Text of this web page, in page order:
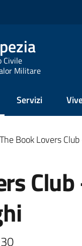
Civile
Militare
Servizi
The Book Lovers